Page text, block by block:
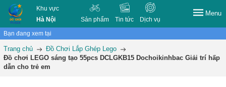
Khu vực
Hà Nội
Sản phẩm Tin tức Dịch vụ
Menu
Bạn đang xem tại
Trang chủ
Đồ Chơi Lắp Ghép Lego
Đồ chơi LEGO sáng tạo 55pcs DCLGKB15 Dochoikinhbac Giải trí hấp
dẫn cho trẻ em